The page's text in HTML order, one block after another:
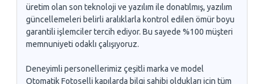
üretim olan son teknoloji ve yazılım ile donatılmış, yazılım
güncellemeleri belirli aralıklarla kontrol edilen ömür boyu
garantili işlemciler tercih ediyor. Bu sayede %100 müşteri
memnuniyeti odaklı çalışıyoruz.
Deneyimli personellerimiz çeşitli marka ve model
Otomatik Fotoselli kapılarda bilgi sahibi oldukları için tüm